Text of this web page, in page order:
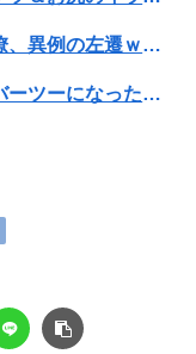
【悲報】高市早苗に逆らった財務官僚、異例の左遷ｗｗｗｗｗｗｗｗ
【衝撃】ワイのパッパ、会社でナンバーツーになった結果ｗｗｗｗｗｗｗｗｗｗ